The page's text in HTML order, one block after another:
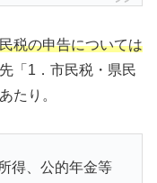
税の申告については
「1．市民税・県民
たり。
得、公的年金等